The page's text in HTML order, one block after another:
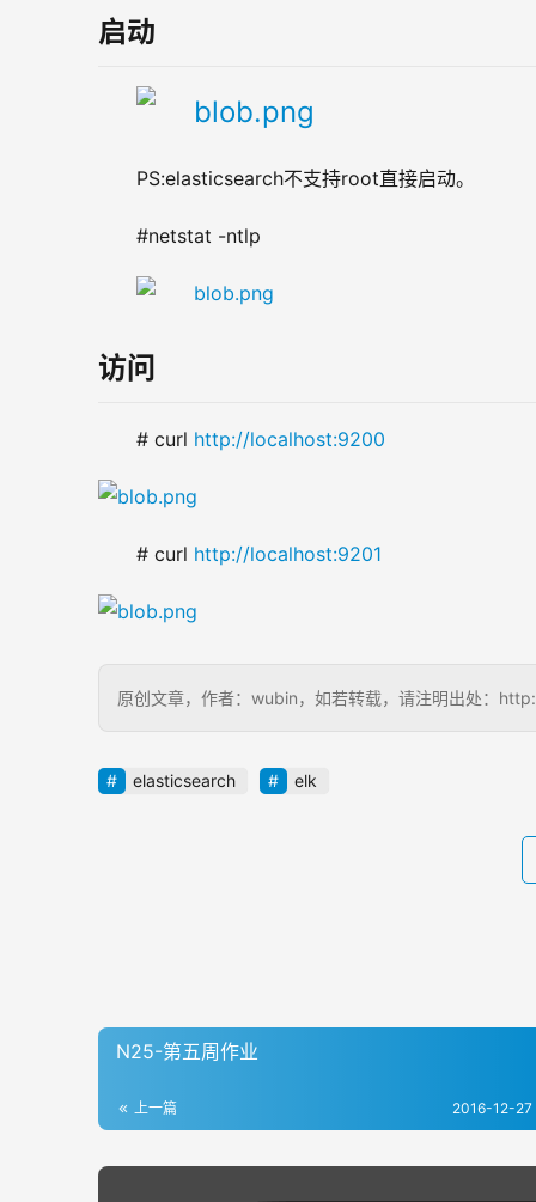
启动
PS:elasticsearch不支持root直接启动。
#netstat -ntlp
访问
# curl http://localhost:9200
# curl http://localhost:9201
原创文章，作者：wubin，如若转载，请注明出处：
elasticsearch elk
N25-第五周作业
上一篇 2016-12-27